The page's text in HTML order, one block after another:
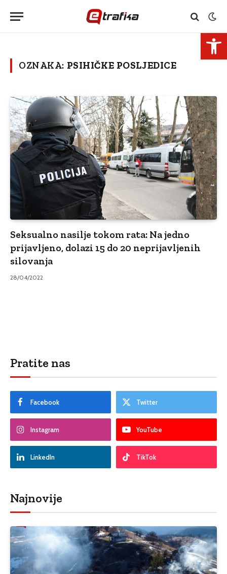
OZNAKA: PSIHIČKE POSLJEDICE
Seksualno nasilje tokom rata: Na jedno
prijavljeno, dolazi 15 do 20 neprijavljenih
silovanja
28/04/2022
Pratite nas
Facebook Twitter
Instagram YouTube
LinkedIn TikTok
Najnovije